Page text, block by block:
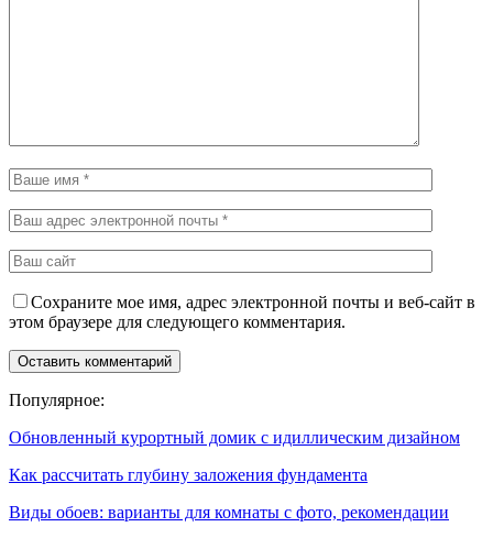
Сохраните мое имя, адрес электронной почты и веб-сайт в
этом браузере для следующего комментария.
Популярное:
Обновленный курортный домик с идиллическим дизайном
Как рассчитать глубину заложения фундамента
Виды обоев: варианты для комнаты с фото, рекомендации